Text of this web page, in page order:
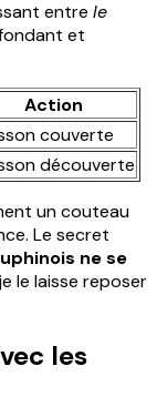
entre le
et
Action
couverte
découverte
un couteau
Le secret
ne se
le laisse reposer
les